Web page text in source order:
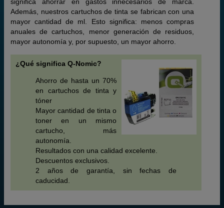
Además, nuestros cartuchos de tinta se fabrican con una
mayor cantidad de ml. Esto significa: menos compras
anuales de cartuchos, menor generación de residuos,
mayor autonomía y, por supuesto, un mayor ahorro.
¿Qué significa Q-Nomic?
Ahorro de hasta un 70%
en cartuchos de tinta y
tóner
Mayor cantidad de tinta o
toner en un mismo
cartucho, más
autonomía.
Resultados con una calidad excelente.
Descuentos exclusivos.
2 años de garantía, sin fechas de
caducidad.